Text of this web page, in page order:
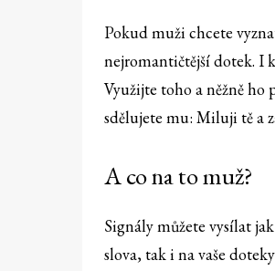
Pokud muži chcete
nejromantičtější dotek. I
Využijte toho a něžně ho
sdělujete mu: Miluji tě a
A co na to muž?
Signály můžete vysílat
slova, tak i na vaše